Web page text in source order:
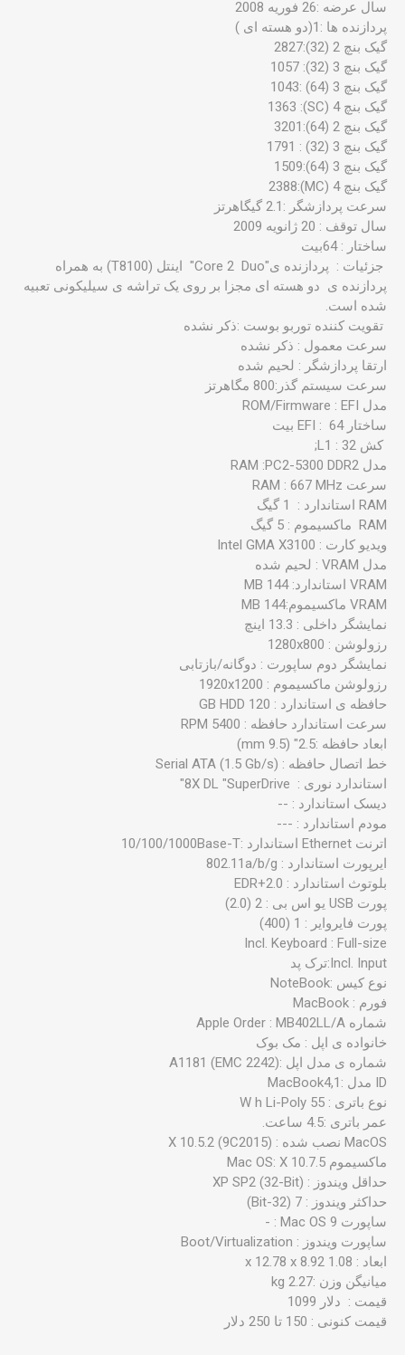
سال عرضه :26 فوریه 2008
پردازنده ها :1(دو هسته ای )
گیک بنچ 2 (32):2827
گیک بنچ 3 (32): 1057
گیک بنچ 3 (64) :1043
گیک بنچ 4 (SC): 1363
گیک بنچ 2 (64):3201
گیک بنچ 3 (32) : 1791
گیک بنچ 3 (64):1509
گیک بنچ 4 (MC):2388
سرعت پردازشگر :2.1 گیگاهرتز
سال توقف : 20 ژانویه 2009
ساختار : 64بیت
جزئیات : پردازنده ی"Core 2 Duo" اینتل (T8100) به همراه
پردازنده ی دو هسته ای مجزا بر روی یک تراشه ی سیلیکونی تعبیه
شده است.
تقویت کننده توربو بوست :ذکر نشده
سرعت معمول : ذکر نشده
ارتقا پردازشگر : لحیم شده
سرعت سیستم گذر:800 مگاهرتز
مدل ROM/Firmware : EFI
ساختار EFI : 64 بیت
کش L1 : 32;
مدل RAM :PC2-5300 DDR2
سرعت RAM : 667 MHz
ویدیو کارت : Intel GMA X3100
مدل VRAM : لحیم شده
نمایشگر داخلی : 13.3 اینچ
رزولوشن : 1280x800
نمایشگر دوم ساپورت : دوگانه/بازتابی
رزولوشن ماکسیموم : 1920x1200
حافظه ی استاندارد : 120 GB HDD
سرعت استاندارد حافظه : 5400 RPM
ابعاد حافظه :2.5" (9.5 mm)
خط اتصال حافظه : Serial ATA (1.5 Gb/s)
استاندارد نوری : 8X DL "SuperDrive"
دیسک استاندارد : --
مودم استاندارد : ---
اترنت Ethernet استاندارد :10/100/1000Base-T
ایرپورت استاندارد : 802.11a/b/g
بلوتوث استاندارد : 2.0+EDR
پورت USB یو اس بی : 2 (2.0)
پورت فایروایر : 1 (400)
نوع کیس :NoteBook
فورم : MacBook
شماره Apple Order : MB402LL/A
خانواده ی اپل : مک بوک
شماره ی مدل اپل :A1181 (EMC 2242)
نوع باتری : 55 W h Li-Poly
عمر باتری :4.5 ساعت.
ماکسیموم Mac OS: X 10.7.5
حداقل ویندوز : XP SP2 (32-Bit)
حداکثر ویندوز : 7 (32-Bit)
ساپورت Mac OS 9 : -
ساپورت ویندوز : Boot/Virtualization
ابعاد : 1.08 x 12.78 x 8.92
میانیگن وزن :2.27 kg
قیمت : دلار 1099
قیمت کنونی : 150 تا 250 دلار